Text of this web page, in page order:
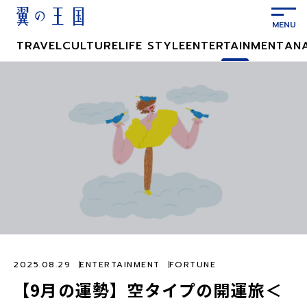
TRAVELCULTURELIFE STYLEENTERTAINMENT
【9月の運勢】空タイプの開運旅＜
2025.08.29 ENTERTAINMENT FORTUNE